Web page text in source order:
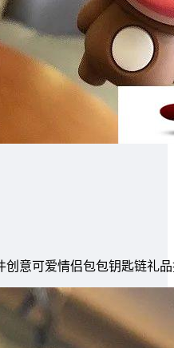
意可爱情侣包包钥匙链礼